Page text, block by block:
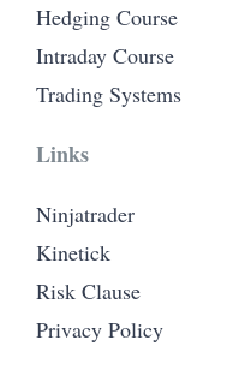
Hedging Course
Intraday Course
Trading Systems
Links
Ninjatrader
Kinetick
Risk Clause
Privacy Policy